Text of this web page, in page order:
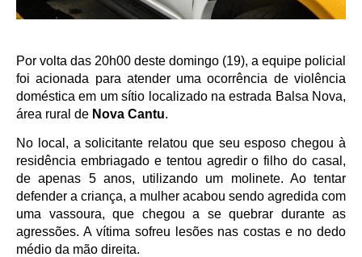
Por volta das 20h00 deste domingo (19), a equipe policial
foi acionada para atender uma ocorrência de violência
doméstica em um sítio localizado na estrada Balsa Nova,
área rural de Nova Cantu.
No local, a solicitante relatou que seu esposo chegou à
residência embriagado e tentou agredir o filho do casal,
de apenas 5 anos, utilizando um molinete. Ao tentar
defender a criança, a mulher acabou sendo agredida com
uma vassoura, que chegou a se quebrar durante as
agressões. A vítima sofreu lesões nas costas e no dedo
médio da mão direita.